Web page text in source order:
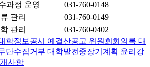
과정 운영
031-760-0148
관리
031-760-0149
관리
031-760-0402
학정보공시 예결산공고 위원회회의록 대
단수집거부 대학발전중장기계획 윤리강
사항